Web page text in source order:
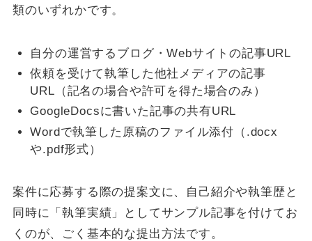
類のいずれかです。
自分の運営するブログ・Webサイトの記事URL
依頼を受けて執筆した他社メディアの記事
URL（記名の場合や許可を得た場合のみ）
GoogleDocsに書いた記事の共有URL
Wordで執筆した原稿のファイル添付（.docx
や.pdf形式）
案件に応募する際の提案文に、自己紹介や執筆歴と
同時に「執筆実績」としてサンプル記事を付けてお
くのが、ごく基本的な提出方法です。